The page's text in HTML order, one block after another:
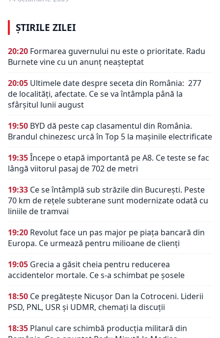
ȘTIRILE ZILEI
20:20 Formarea guvernului nu este o prioritate. Radu
Burnete vine cu un anunț neașteptat
20:05 Ultimele date despre seceta din România: 277
de localități, afectate. Ce se va întâmpla până la
sfârșitul lunii august
19:50 BYD dă peste cap clasamentul din România.
Brandul chinezesc urcă în Top 5 la mașinile electrificate
19:35Începe o etapă importantă pe A8. Ce teste se fac
lângă viitorul pasaj de 702 de metri
19:33 Ce se întâmplă sub străzile din București. Peste
70 km de rețele subterane sunt modernizate odată cu
liniile de tramvai
19:20 Revolut face un pas major pe piața bancară din
Europa. Ce urmează pentru milioane de clienți
19:05 Grecia a găsit cheia pentru reducerea
accidentelor mortale. Ce s-a schimbat pe șosele
18:50 Ce pregătește Nicușor Dan la Cotroceni. Liderii
PSD, PNL, USR și UDMR, chemați la discuții
18:35 Planul care schimbă producția militară din